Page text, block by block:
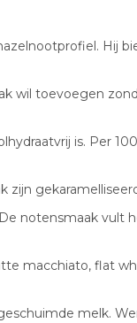
Hij
wil toevoegen
is. Per
zijn
notensmaak vult
macchiato, flat
melk.